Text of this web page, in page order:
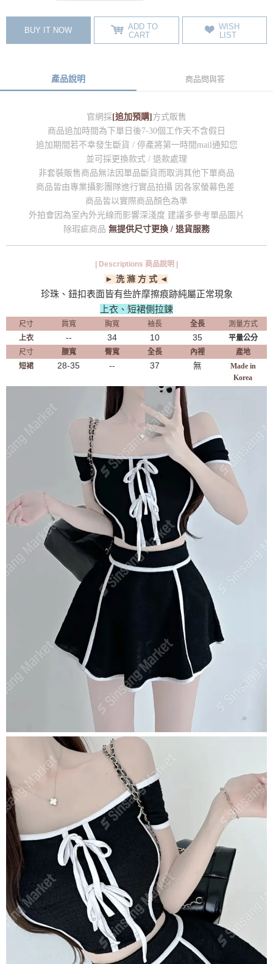
BUY IT NOW
ADD TO
CART
WISH
LIST
產品說明 商品問與答
官網採[追加預購]方式販售
商品追加時間為下單日後7-30個工作天不含假日
追加期間若不幸發生斷貨 / 停產將第一時間mail通知您
並可採更換款式 / 退款處理
非套裝販售商品無法因單品斷貨而取消其他下單商品
商品皆由專業攝影團隊進行實品拍攝 因各家螢幕色差
商品皆以實際商品顏色為準
外拍會因為室內外光線而影響深淺度 建議多參考單品圖片
除瑕疵商品 無提供尺寸更換 / 退貨服務
| Descriptions 商品說明 |
► 洗 滌 方 式 ◄
珍珠、鈕扣表面皆有些許摩擦痕跡純屬正常現象
上衣、短裙側拉鍊
尺寸 肩寬 胸寬 袖長 全長
測量方式
上衣
-- 34 10 35
平量公分
尺寸
腰寬 臀寬 全長 內裡
產地
短裙
28-35 -- 37 無
Made in
Korea